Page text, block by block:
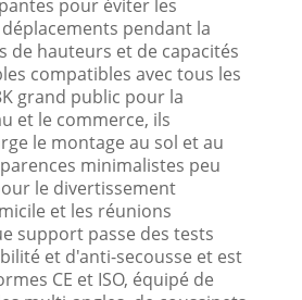
pour éviter les
pendant la
de hauteurs et de capacités
compatibles avec tous les
grand public pour la
et le commerce, ils
le montage au sol et au
minimalistes peu
le divertissement
et les réunions
support passe des tests
et d'anti-secousse et est
CE et ISO, équipé de